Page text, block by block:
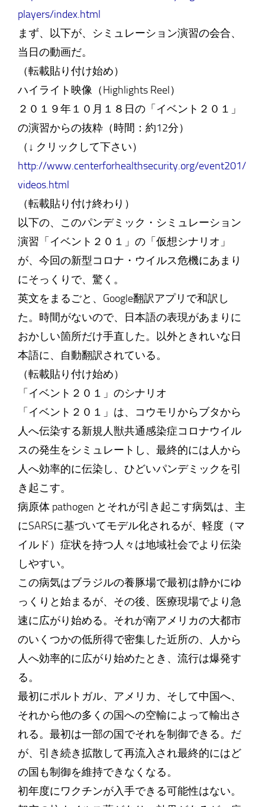
players/index.html
まず、以下が、シミュレーション演習の会合、
当日の動画だ。
（転載貼り付け始め）
ハイライト映像（Highlights Reel）
２０１９年１０月１８日の「イベント２０１」
の演習からの抜粋（時間：約12分）
（↓ クリックして下さい）
http://www.centerforhealthsecurity.org/event201/
videos.html
（転載貼り付け終わり）
以下の、このパンデミック・シミュレーション
演習「イベント２０１」の「仮想シナリオ」
が、今回の新型コロナ・ウイルス危機にあまり
にそっくりで、驚く。
英文をまるごと、Google翻訳アプリで和訳し
た。時間がないので、日本語の表現があまりに
おかしい箇所だけ手直した。以外ときれいな日
本語に、自動翻訳されている。
（転載貼り付け始め）
「イベント２０１」のシナリオ
「イベント２０１」は、コウモリからブタから
人へ伝染する新規人獣共通感染症コロナウイル
スの発生をシミュレートし、最終的には人から
人へ効率的に伝染し、ひどいパンデミックを引
き起こす。
病原体 pathogen とそれが引き起こす病気は、主
にSARSに基づいてモデル化されるが、軽度（マ
イルド）症状を持つ人々は地域社会でより伝染
しやすい。
この病気はブラジルの養豚場で最初は静かにゆ
っくりと始まるが、その後、医療現場でより急
速に広がり始める。それが南アメリカの大都市
のいくつかの低所得で密集した近所の、人から
人へ効率的に広がり始めたとき、流行は爆発す
る。
最初にポルトガル、アメリカ、そして中国へ、
それから他の多くの国への空輸によって輸出さ
れる。最初は一部の国でそれを制御できる。だ
が、引き続き拡散して再流入され最終的にはど
の国も制御を維持できなくなる。
初年度にワクチンが入手できる可能性はない。